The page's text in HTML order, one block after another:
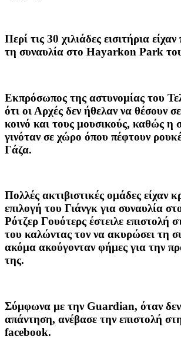
Περί τις 30 χιλιάδες εισιτήρια
τη συναυλία στο Hayarkon Park
Εκπρόσωπος της αστυνομίας του
ότι οι Αρχές δεν ήθελαν να θέσουν
κοινό και τους μουσικούς, καθώς η
γινόταν σε χώρο όπου πέφτουν
Γάζα.
Πολλές ακτιβιστικές ομάδες είχαν
επιλογή του Γιάνγκ για συναυλία
Ρότζερ Γουότερς έστειλε επιστολή
του καλώντας τον να ακυρώσει τη
ακόμα ακούγονταν φήμες για την
της.
Σύμφωνα με την Guardian, όταν
απάντηση, ανέβασε την επιστολή
facebook.